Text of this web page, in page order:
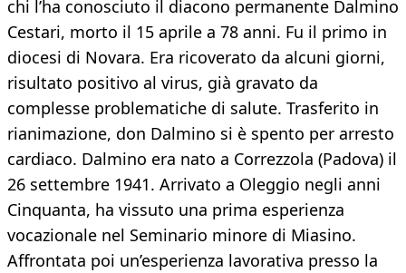
chi l’ha conosciuto il diacono permanente Dalmino
Cestari, morto il 15 aprile a 78 anni. Fu il primo in
diocesi di Novara. Era ricoverato da alcuni giorni,
risultato positivo al virus, già gravato da
complesse problematiche di salute. Trasferito in
rianimazione, don Dalmino si è spento per arresto
cardiaco. Dalmino era nato a Correzzola (Padova) il
26 settembre 1941. Arrivato a Oleggio negli anni
Cinquanta, ha vissuto una prima esperienza
vocazionale nel Seminario minore di Miasino.
Affrontata poi un’esperienza lavorativa presso la